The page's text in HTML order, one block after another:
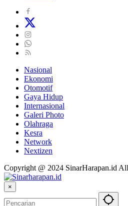
Nasional
Ekonomi
Otomotif
Gaya Hidup
Internasional
Galeri Photo
Olahraga
Kesra
Network
Nextizen
Copyright @ 2024 SinarHarapan.id
×